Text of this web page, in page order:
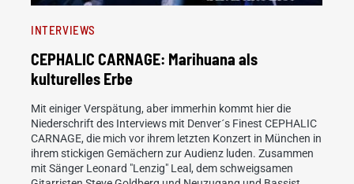
INTERVIEWS
CEPHALIC CARNAGE: Marihuana als
kulturelles Erbe
Mit einiger Verspätung, aber immerhin kommt hier die
Niederschrift des Interviews mit Denver´s Finest CEPHALIC
CARNAGE, die mich vor ihrem letzten Konzert in München in
ihrem stickigen Gemächern zur Audienz luden. Zusammen
mit Sänger Leonard "Lenzig" Leal, dem schweigsamen